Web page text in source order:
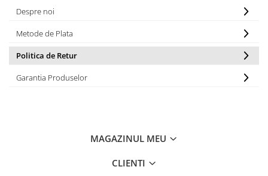
STILOURI - ROLLERE - PIXURI CU
PIXURI CU MECANISM
PIXURI FARA MECANISM
CREIOANE CLASICE & ASCUTITORI
Despre noi
Metode de Plata
Politica de Retur
Garantia Produselor
MAGAZINUL MEU
CLIENTI